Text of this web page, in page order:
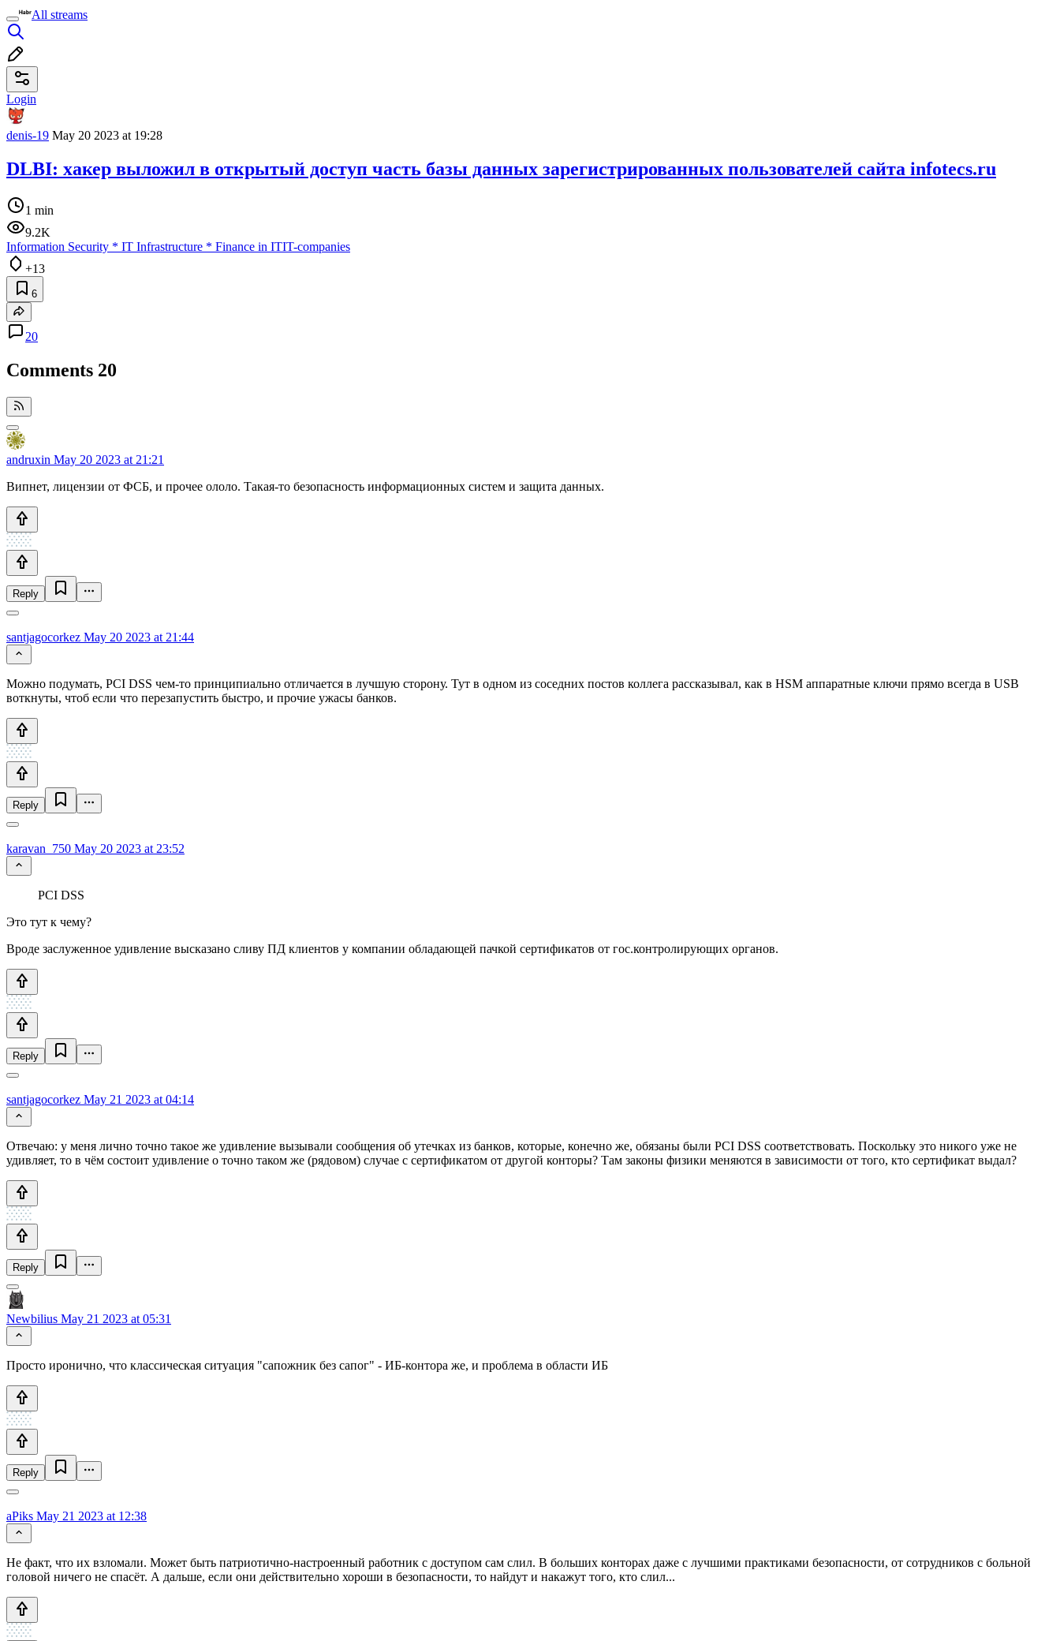
All streams
Login
denis-19 May 20 2023 at 19:28
DLBI: хакер выложил в открытый доступ часть базы данных зарегистрированных пользователей сайта infotecs.ru
1 min
9.2K
Information Security * IT Infrastructure * Finance in ITIT-companies
+13
6
20
Comments 20
andruxin May 20 2023 at 21:21
Випнет, лицензии от ФСБ, и прочее ололо. Такая-то безопасность информационных систем и защита данных.
Reply
santjagocorkez May 20 2023 at 21:44
Можно подумать, PCI DSS чем-то принципиально отличается в лучшую сторону. Тут в одном из соседних постов коллега рассказывал, как в HSM аппаратные ключи прямо всегда в USB
воткнуты, чтоб если что перезапустить быстро, и прочие ужасы банков.
Reply
karavan_750 May 20 2023 at 23:52
PCI DSS
Это тут к чему?
Вроде заслуженное удивление высказано сливу ПД клиентов у компании обладающей пачкой сертификатов от гос.контролирующих органов.
Reply
santjagocorkez May 21 2023 at 04:14
Отвечаю: у меня лично точно такое же удивление вызывали сообщения об утечках из банков, которые, конечно же, обязаны были PCI DSS соответствовать. Поскольку это никого уже не
удивляет, то в чём состоит удивление о точно таком же (рядовом) случае с сертификатом от другой конторы? Там законы физики меняются в зависимости от того, кто сертификат выдал?
Reply
Newbilius May 21 2023 at 05:31
Просто иронично, что классическая ситуация "сапожник без сапог" - ИБ-контора же, и проблема в области ИБ
Reply
aPiks May 21 2023 at 12:38
Не факт, что их взломали. Может быть патриотично-настроенный работник с доступом сам слил. В больших конторах даже с лучшими практиками безопасности, от сотрудников с больной
головой ничего не спасёт. А дальше, если они действительно хороши в безопасности, то найдут и накажут того, кто слил...